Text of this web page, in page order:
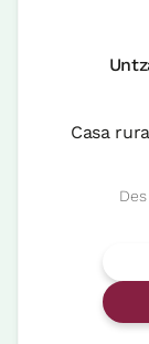
Casa